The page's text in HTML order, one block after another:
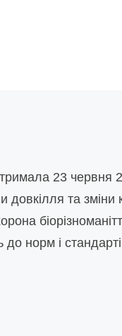
23 червня
та
норм і